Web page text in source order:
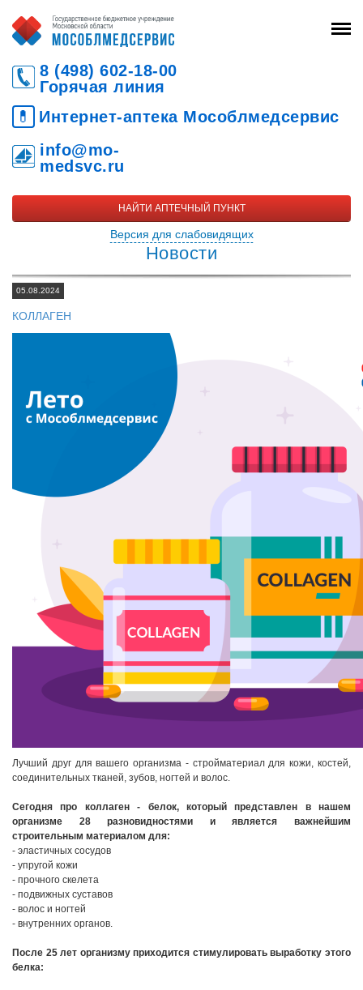
8 (498) 602-18-00
Горячая линия
💊
Интернет-аптека Мособлмедсервис
info@mo-
medsvc.ru
НАЙТИ АПТЕЧНЫЙ ПУНКТ
Версия для слабовидящих
Новости
05.08.2024
КОЛЛАГЕН
Лучший друг для вашего организма - стройматериал для кожи, костей,
соединительных тканей, зубов, ногтей и волос.
Сегодня про коллаген - белок, который представлен в нашем
организме 28 разновидностями и является важнейшим
строительным материалом для:
- эластичных сосудов
- упругой кожи
- прочного скелета
- подвижных суставов
- волос и ногтей
- внутренних органов.
После 25 лет организму приходится стимулировать выработку этого
белка: